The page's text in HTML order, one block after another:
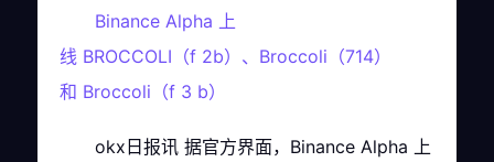
Binance Alpha 上
线 BROCCOLI（f 2b）、Broccoli（714）
和 Broccoli（f 3 b）
okx日报讯 据官方界面，Binance Alpha 上